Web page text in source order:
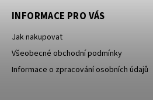
INFORMACE PRO VÁS
Jak nakupovat
Všeobecné obchodní podmínky
Informace o zpracování osobních údajů